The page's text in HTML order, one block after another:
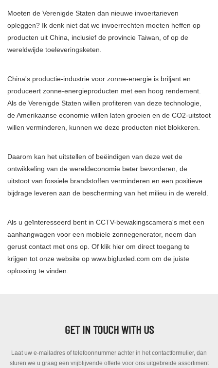
Moeten de Verenigde Staten dan nieuwe invoertarieven
opleggen? Ik denk niet dat we invoerrechten moeten heffen op
producten uit China, inclusief de provincie Taiwan, of op de
wereldwijde toeleveringsketen.
China's productie-industrie voor zonne-energie is briljant en
produceert zonne-energieproducten met een hoog rendement.
Als de Verenigde Staten willen profiteren van deze technologie,
de Amerikaanse economie willen laten groeien en de CO2-uitstoot
willen verminderen, kunnen we deze producten niet blokkeren.
Daarom kan het uitstellen of beëindigen van deze wet de
ontwikkeling van de wereldeconomie beter bevorderen, de
uitstoot van fossiele brandstoffen verminderen en een positieve
bijdrage leveren aan de bescherming van het milieu in de wereld.
Als u geïnteresseerd bent in CCTV-bewakingscamera's met een
aanhangwagen voor een mobiele zonnegenerator, neem dan
gerust contact met ons op. Of klik hier om direct toegang te
krijgen tot onze website op www.bigluxled.com om de juiste
oplossing te vinden.
GET IN TOUCH WITH US
Laat uw e-mailadres of telefoonnummer achter in het contactformulier, dan
sturen we u graag een vrijblijvende offerte voor ons uitgebreide assortiment